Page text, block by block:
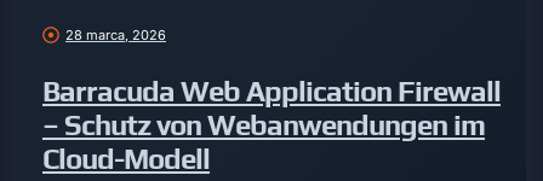
28 marca, 2026
Barracuda Web Application Firewall
– Schutz von Webanwendungen im
Cloud-Modell